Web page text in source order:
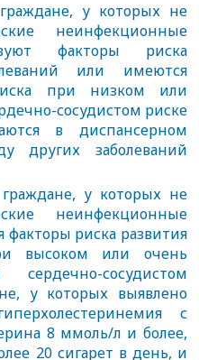
у которых не
неинфекционные
факторы риска
или имеются
при низком или
сосудистом риске
в диспансерном
других заболеваний
у которых не
неинфекционные
факторы риска развития
высоком или очень
сосудистом
у которых выявлено
с
8 ммоль/л и более,
20 сигарет в день, и